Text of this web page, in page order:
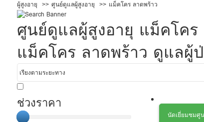
ผู้สูงอายุ
ศูนย์ดูแลผู้สูงอายุ แม็คโคร ลาดพร้าว
ศูนย์ดูแลผู้สูงอายุ แม็คโค
แม็คโคร ลาดพร้าว ดูแลผู้
นัดเยี่ยมชมศู
ช่วงราคา